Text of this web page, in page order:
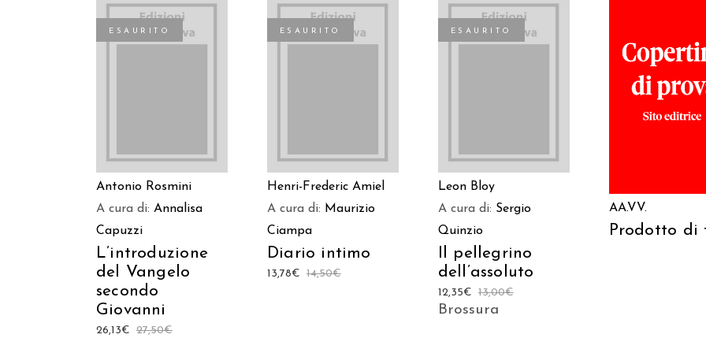
ESAURITO
Antonio Rosmini
A cura di: Annalisa
Capuzzi
L’introduzione
del Vangelo
secondo
Giovanni
27,50€
26,13€
ESAURITO
Henri-Frederic Amiel
A cura di: Maurizio
Ciampa
Diario intimo
14,50€
13,78€
ESAURITO
Leon Bloy
A cura di: Sergio
Quinzio
Il pellegrino
dell’assoluto
13,00€
12,35€
Brossura
LEGGI TUTTO
AA.VV.
Prodotto di